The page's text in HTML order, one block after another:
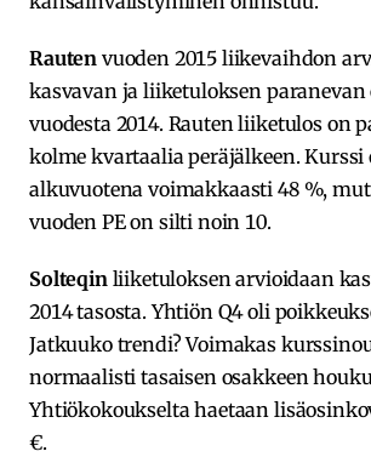
Rauten vuoden 2015 liikevaihdon
kasvavan ja liiketuloksen paranevan
vuodesta 2014. Rauten liiketulos on
kolme kvartaalia peräjälkeen. Kurssi
alkuvuotena voimakkaasti 48 %,
vuoden PE on silti noin 10.
Solteqinliiketuloksen arvioidaan
2014 tasosta. Yhtiön Q4 oli
Jatkuuko trendi? Voimakas
normaalisti tasaisen osakkeen
Yhtiökokoukselta haetaan
€.